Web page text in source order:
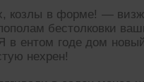
козлы в форме! —
бестолковки
в ентом годе дом
нехрен!